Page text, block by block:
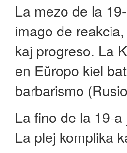
La mezo de la
imago de
kaj progreso. La
en Eŭropo kiel
barbarismo
La fino de la 19-
La plej komplika